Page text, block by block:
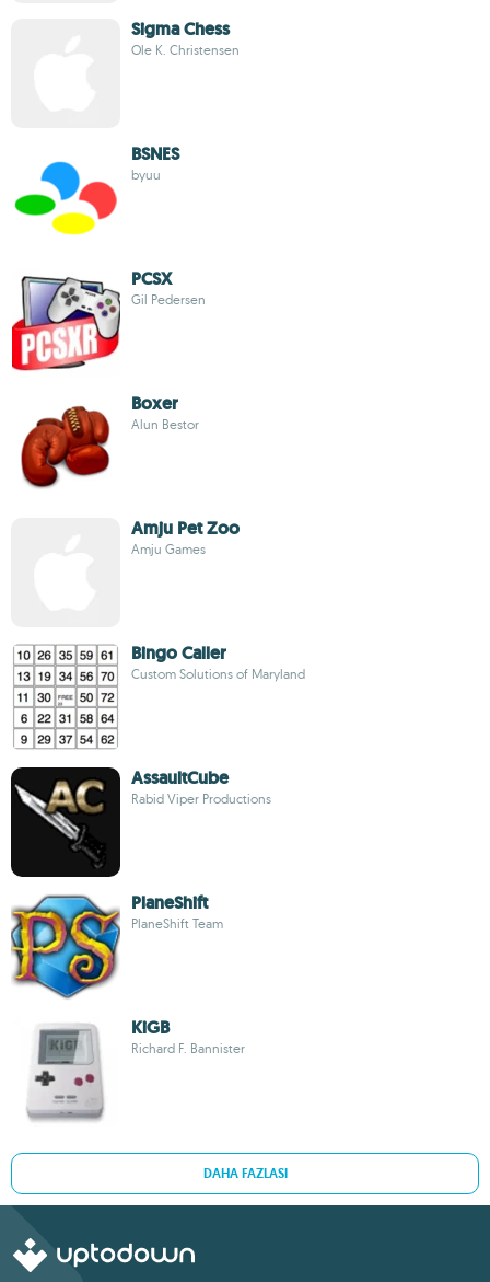
Sigma Chess
Ole K. Christensen
BSNES
byuu
PCSX
Gil Pedersen
Boxer
Alun Bestor
Amju Pet Zoo
Amju Games
Bingo Caller
Custom Solutions of Maryland
AssaultCube
Rabid Viper Productions
PlaneShift
PlaneShift Team
KiGB
Richard F. Bannister
DAHA FAZLASI